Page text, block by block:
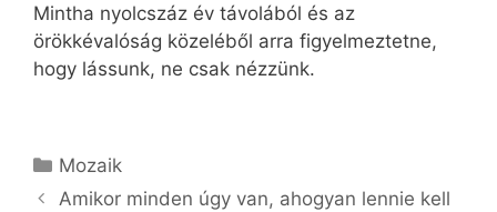
Mintha nyolcszáz év távolából és az
örökkévalóság közeléből arra figyelmeztetne,
hogy lássunk, ne csak nézzünk.
Kategória
Mozaik
Amikor minden úgy van, ahogyan lennie kell